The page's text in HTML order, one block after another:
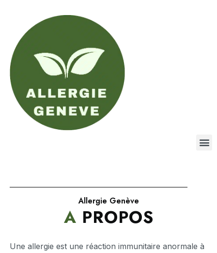
Allergie Genève
A PROPOS
Une allergie est une réaction immunitaire anormale à